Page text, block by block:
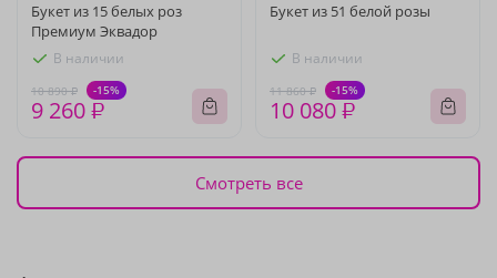
Букет из 15 белых роз
Премиум Эквадор
В наличии
10 890 ₽ -15%
9 260 ₽
Букет из 51 белой розы
В наличии
11 860 ₽ -15%
10 080 ₽
Смотреть все